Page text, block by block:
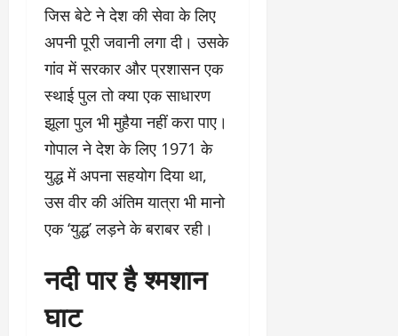
जिस बेटे ने देश की सेवा के लिए
अपनी पूरी जवानी लगा दी। उसके
गांव में सरकार और प्रशासन एक
स्थाई पुल तो क्या एक साधारण
झूला पुल भी मुहैया नहीं करा पाए।
गोपाल ने देश के लिए 1971 के
युद्ध में अपना सहयोग दिया था,
उस वीर की अंतिम यात्रा भी मानो
एक ‘युद्ध’ लड़ने के बराबर रही।
नदी पार है श्मशान
घाट